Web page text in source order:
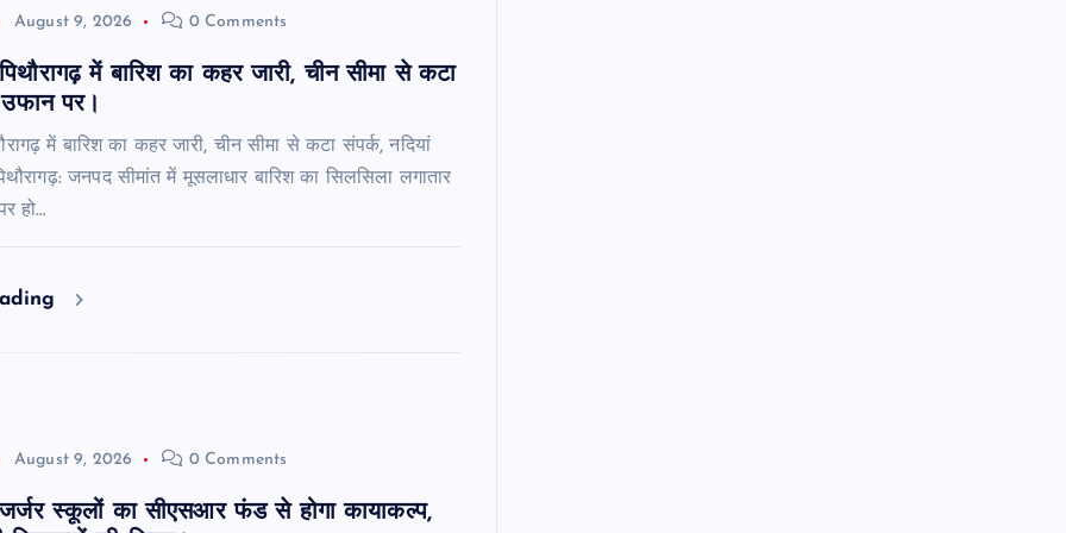
August 9, 2026 0 Comments
में बारिश का कहर जारी, चीन सीमा से कटा
उफान पर।
में बारिश का कहर जारी, चीन सीमा से कटा संपर्क, नदियां
जनपद सीमांत में मूसलाधार बारिश का सिलसिला लगातार
हो…
August 9, 2026 0 Comments
स्कूलों का सीएसआर फंड से होगा कायाकल्प,